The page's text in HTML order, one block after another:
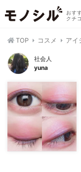
おす
クチ
TOP コスメ アイ
社会人
yuna